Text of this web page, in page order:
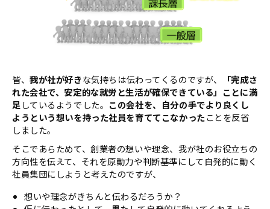
皆、我が社が好きな気持ちは伝わってくるのですが、
「完成さ
れた会社で、安定的な就労と生活が確保できている」ことに満
足 しているようでした。 この会社を、自分の手でより良くし
ようという想いを持った社員を育ててこなかったことを反省
しました。
そこであらためて、創業者の想いや理念、我が社のお役立ちの
方向性を伝えて、それを原動力や判断基準にして自発的に動く
社員集団にしようと考えたのですが、
想いや理念がきちんと伝わるだろうか？